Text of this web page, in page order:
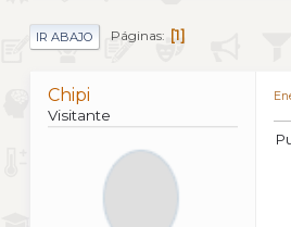
IR ABAJO Páginas 1
Chipi
Visitante